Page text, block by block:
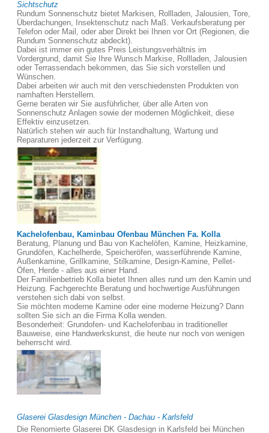
Sichtschutz
Rundum Sonnenschutz bietet Markisen, Rollladen, Jalousien, Tore,
Überdachungen, Insektenschutz nach Maß. Verkaufsberatung per
Telefon oder Mail, oder aber Direkt bei Ihnen vor Ort (Regionen, die
Rundum Sonnenschutz abdeckt).
Dabei ist immer ein gutes Preis Leistungsverhältnis im
Vordergrund, damit Sie Ihre Wunsch Markise, Rollladen, Jalousien
oder Terrassendach bekommen, das Sie sich vorstellen und
Wünschen.
Dabei arbeiten wir auch mit den verschiedensten Produkten von
namhaften Herstellern.
Gerne beraten wir Sie ausführlicher, über alle Arten von
Sonnenschutz Anlagen sowie der modernen Möglichkeit, diese
Effektiv einzusetzen.
Natürlich stehen wir auch für Instandhaltung, Wartung und
Reparaturen jederzeit zur Verfügung.
Kachelofenbau, Kaminbau Ofenbau München Fa. Kolla
Beratung, Planung und Bau von Kachelöfen, Kamine, Heizkamine,
Grundöfen, Kachelherde, Speicheröfen, wasserführende Kamine,
Außenkamine, Grillkamine, Stilkamine, Design-Kamine, Pellet-
Öfen, Herde - alles aus einer Hand.
Der Familienbetrieb Kolla bietet Ihnen alles rund um den Kamin und
Heizung. Fachgerechte Beratung und hochwertige Ausführungen
verstehen sich dabi von selbst.
Sie möchten moderne Kamine oder eine moderne Heizung? Dann
sollten Sie sich an die Firma Kolla wenden.
Besonderheit: Grundofen- und Kachelofenbau in traditioneller
Bauweise, eine Handwerkskunst, die heute nur noch von wenigen
beherrscht wird.
Glaserei Glasdesign München - Dachau - Karlsfeld
Die Renomierte Glaserei DK Glasdesign in Karlsfeld bei München